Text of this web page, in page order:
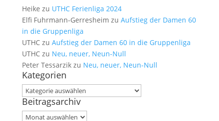
Heike zu UTHC Ferienliga 2024
Elfi Fuhrmann-Gerresheim zu Aufstieg der Damen 60
in die Gruppenliga
UTHCzu Aufstieg der Damen 60 in die Gruppenliga
UTHCzu Neu, neuer, Neun-Null
Peter Tessarzikzu Neu, neuer, Neun-Null
Kategorien
Kategorien
Beitragsarchiv
Beitragsarchiv